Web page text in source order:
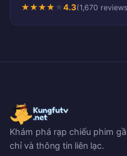
★★★★★4.3(1,670
Khám phá rạp chiếu phim
chỉ và thông tin liên lạc.